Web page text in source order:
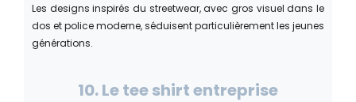
Les designs inspirés du streetwear, avec gros visuel dans le
dos et police moderne, séduisent particulièrement les jeunes
générations.
10. Le tee shirt entreprise